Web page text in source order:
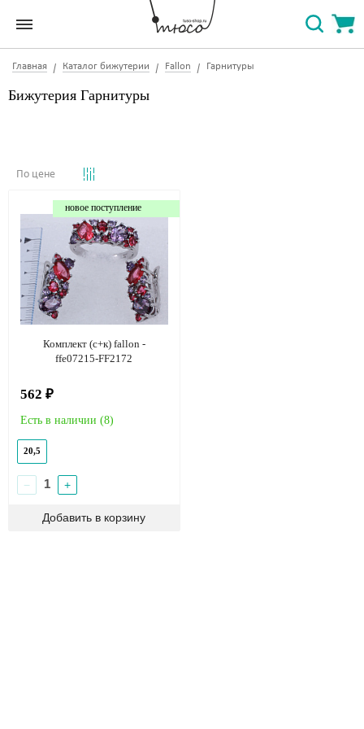
Главная Каталог бижутерии Fallon Гарнитуры
Бижутерия Гарнитуры
По цене
новое поступление
Комплект (с+к) fallon -
ffe07215-FF2172
562 ₽
Есть в наличии (8)
20,5
− +